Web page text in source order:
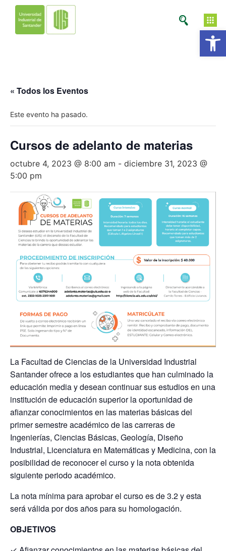
« Todos los Eventos
Este evento ha pasado.
Cursos de adelanto de materias
octubre 4, 2023 @ 8:00 am - diciembre 31, 2023 @
5:00 pm
La Facultad de Ciencias de la Universidad Industrial
Santander ofrece a los estudiantes que han culminado la
educación media y desean continuar sus estudios en una
institución de educación superior la oportunidad de
afianzar conocimientos en las materias básicas del
primer semestre académico de las carreras de
Ingenierías, Ciencias Básicas, Geología, Diseño
Industrial, Licenciatura en Matemáticas y Medicina, con la
posibilidad de reconocer el curso y la nota obtenida
siguiente periodo académico.
La nota mínima para aprobar el curso es de 3.2 y esta
será válida por dos años para su homologación.
OBJETIVOS